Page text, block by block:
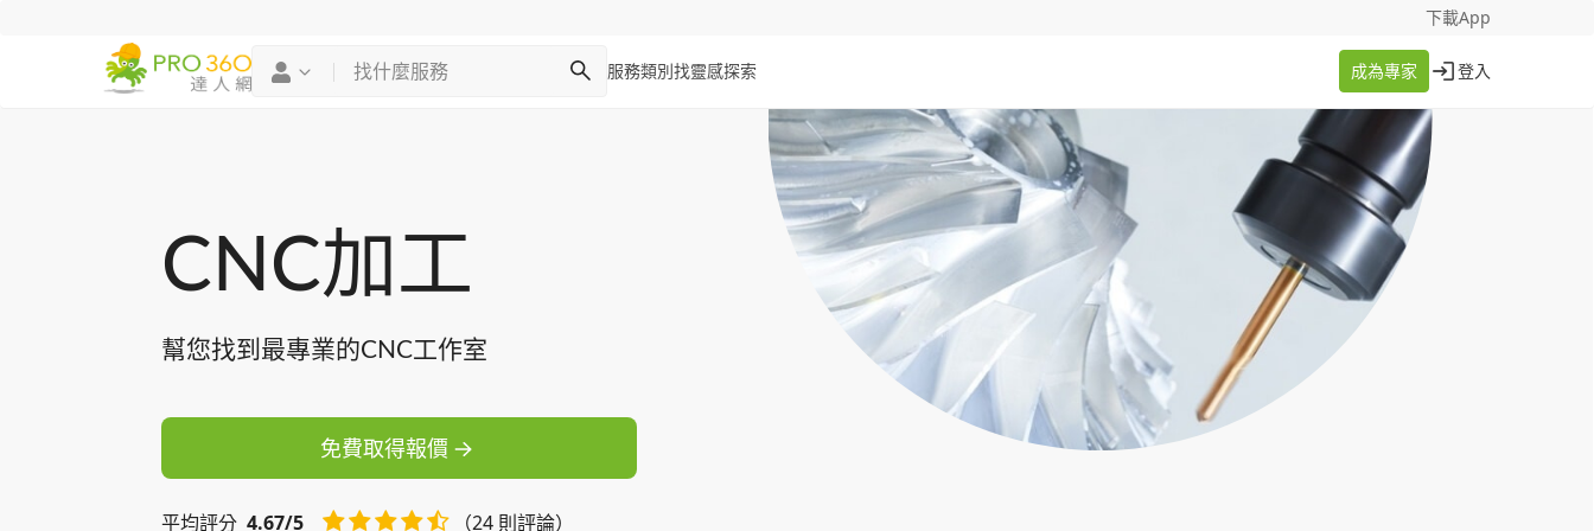
下載App
服務類別找靈感探索 成為專家 登入
成為專家
登入
CNC加工
幫您找到最專業的CNC工作室
免費取得報價
平均評分 4.67/5 （24 則評論）